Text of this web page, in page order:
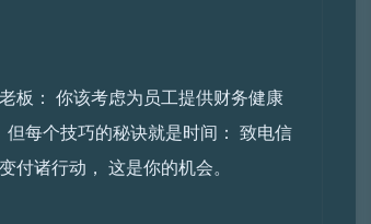
板： 你该考虑为员工提供财务健康
每个技巧的秘诀就是时间： 致电信
诸行动， 这是你的机会。